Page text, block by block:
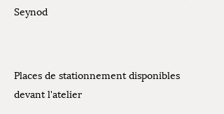
Seynod
Places de stationnement disponibles
devant l'atelier